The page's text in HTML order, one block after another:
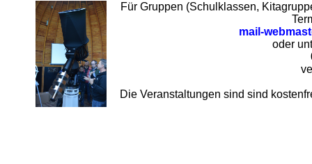
Für Gruppen (Schulklassen,
mail-
oder
Die Veranstaltungen sind sind